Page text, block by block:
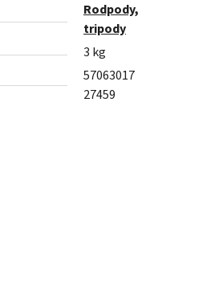
Rodpody,
tripody
3 kg
57063017
27459